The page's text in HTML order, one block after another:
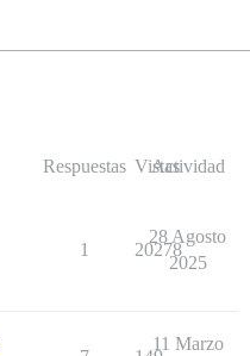
Respuestas Vistas
Actividad
1 20278
28 Agosto
2025
11 Marzo